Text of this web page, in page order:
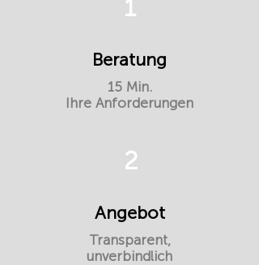
1
Beratung
15 Min.
Ihre Anforderungen
2
Angebot
Transparent,
unverbindlich